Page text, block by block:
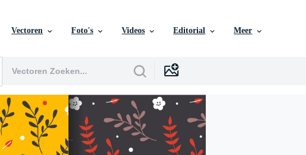
Vectoren Foto's Videos Editorial Meer